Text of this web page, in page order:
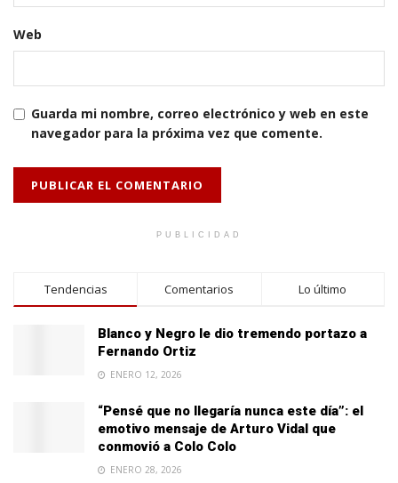
Web
Guarda mi nombre, correo electrónico y web en este
navegador para la próxima vez que comente.
PUBLICIDAD
Tendencias Comentarios Lo último
Blanco y Negro le dio tremendo portazo a
Fernando Ortiz
ENERO 12, 2026
“Pensé que no llegaría nunca este día”: el
emotivo mensaje de Arturo Vidal que
conmovió a Colo Colo
ENERO 28, 2026